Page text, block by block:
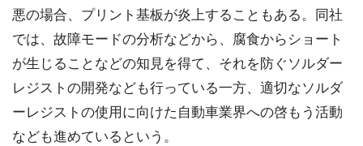
悪の場合、プリント基板が炎上することもある。同社
では、故障モードの分析などから、腐食からショート
が生じることなどの知見を得て、それを防ぐソルダー
レジストの開発なども行っている一方、適切なソルダ
ーレジストの使用に向けた自動車業界への啓もう活動
なども進めているという。